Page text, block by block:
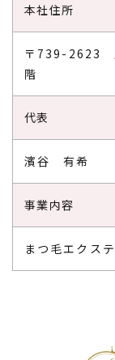
本社住所
〒739-2623
階
代表
濱谷 有希
事業内容
まつ毛エクス